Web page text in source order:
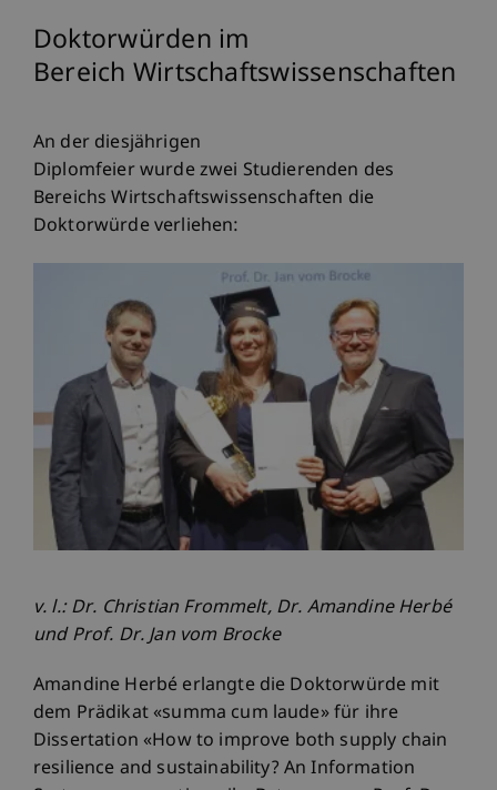
Doktorwürden im
Bereich Wirtschaftswissenschaften
An der diesjährigen
Diplomfeier wurde zwei Studierenden des
Bereichs Wirtschaftswissenschaften die
Doktorwürde verliehen:
v. l.: Dr. Christian Frommelt, Dr. Amandine Herbé
und Prof. Dr. Jan vom Brocke
Amandine Herbé erlangte die Doktorwürde mit
dem Prädikat «summa cum laude» für ihre
Dissertation «How to improve both supply chain
resilience and sustainability? An Information